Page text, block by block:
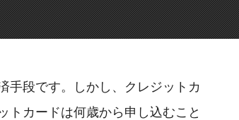
手段です。しかし、クレジットカ
トカードは何歳から申し込むこと